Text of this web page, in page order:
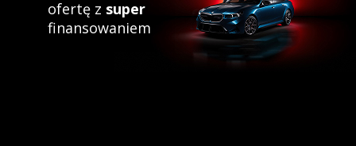
ofertę z super
finansowaniem